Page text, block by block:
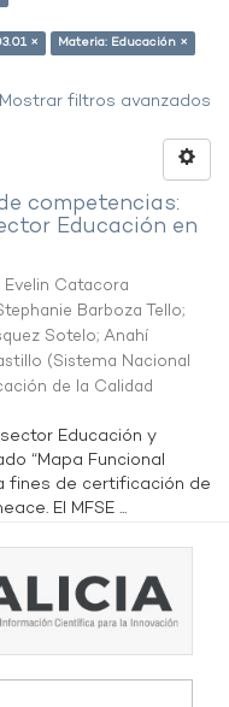
×
Materia: Educación ×
Mostrar filtros avanzados
competencias:
Educación en
Evelin Catacora
Barboza Tello;
Sotelo; Anahí
(Sistema Nacional
de la Calidad
Educación y
“Mapa Funcional
fines de certificación de
El MFSE ...